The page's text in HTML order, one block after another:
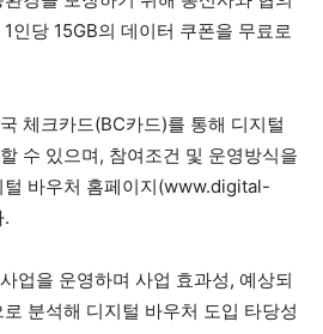
인당 15GB의 데이터 쿠폰을 무료로
체크카드(BC카드)를 통해 디지털
수 있으며, 참여조건 및 운영방식을
털 바우처 홈페이지(www.digital-
업을 운영하며 사업 효과성, 예상되
분석해 디지털 바우처 도입 타당성